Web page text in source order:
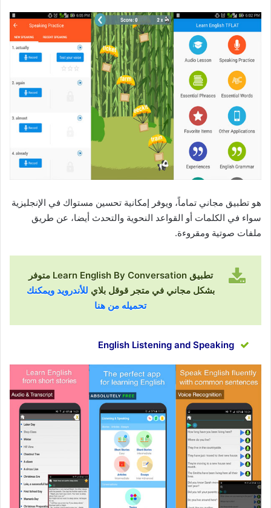
هو تطبيق مجاني تماماً، ويوفر إمكانية تحسين مستواك في الإنجليزية
سواء في الكلمات أو القواعد النحوية والتحدث أيضا، عن طريق
ملفات صوتية ومقروءة.
تطبيق Learn English By Conversation متوفر
بشكل مجاني في متجر قوقل بلاي للأندرويد ويمكنك
تحميله من هنا
English Listening and Speaking